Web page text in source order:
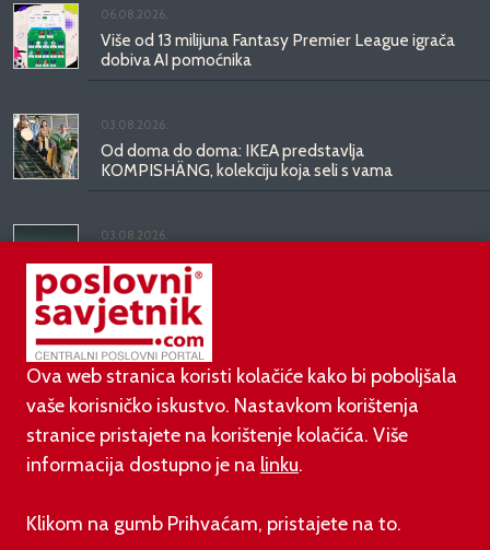
06.08.2026.
Više od 13 milijuna Fantasy Premier League igrača
dobiva AI pomoćnika
03.08.2026.
Od doma do doma: IKEA predstavlja
KOMPISHÄNG, kolekciju koja seli s vama
03.08.2026.
Kineski BYD predstavio luksuznu limuzinu veću od
Mercedesove S-klase, obećava domet do 1.000
kilometara
Ova web stranica koristi kolačiće kako bi poboljšala
vaše korisničko iskustvo. Nastavkom korištenja
stranice pristajete na korištenje kolačića. Više
informacija dostupno je na linku.
Klikom na gumb Prihvaćam, pristajete na to.